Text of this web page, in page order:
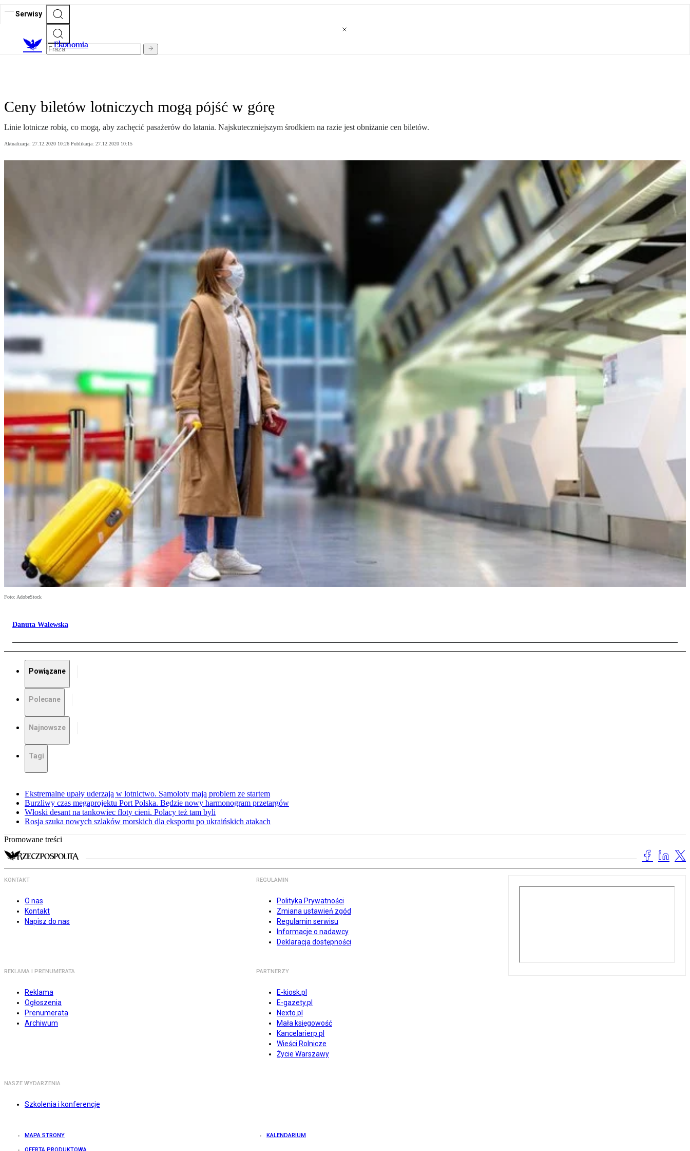
Serwisy
Ekonomia
Ceny biletów lotniczych mogą pójść w górę
Linie lotnicze robią, co mogą, aby zachęcić pasażerów do latania. Najskuteczniejszym środkiem na razie jest obniżanie cen biletów.
Aktualizacja: 27.12.2020 10:26 Publikacja: 27.12.2020 10:15
Foto: AdobeStock
Danuta Walewska
Powiązane
Polecane
Najnowsze
Tagi
Ekstremalne upały uderzają w lotnictwo. Samoloty mają problem ze startem
Burzliwy czas megaprojektu Port Polska. Będzie nowy harmonogram przetargów
Włoski desant na tankowiec floty cieni. Polacy też tam byli
Rosja szuka nowych szlaków morskich dla eksportu po ukraińskich atakach
Promowane treści
KONTAKT
O nas
Kontakt
Napisz do nas
REGULAMIN
Polityka Prywatności
Zmiana ustawień zgód
Regulamin serwisu
Informacje o nadawcy
Deklaracja dostępności
REKLAMA I PRENUMERATA
Reklama
Ogłoszenia
Prenumerata
Archiwum
PARTNERZY
E-kiosk.pl
E-gazety.pl
Nexto.pl
Mała księgowość
Kancelarierp.pl
Wieści Rolnicze
Życie Warszawy
NASZE WYDARZENIA
Szkolenia i konferencje
MAPA STRONY KALENDARIUM